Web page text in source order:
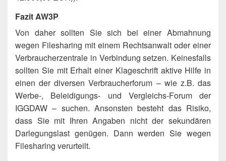
Fazit AW3P
Von daher sollten Sie sich bei einer Abmahnung
wegen Filesharing mit einem Rechtsanwalt oder einer
Verbraucherzentrale in Verbindung setzen. Keinesfalls
sollten Sie mit Erhalt einer Klageschrift aktive Hilfe in
einen der diversen Verbraucherforum – wie z.B. das
Werbe-, Beleidigungs- und Vergleichs-Forum der
IGGDAW – suchen. Ansonsten besteht das Risiko,
dass Sie mit Ihren Angaben nicht der sekundären
Darlegungslast genügen. Dann werden Sie wegen
Filesharing verurteilt.